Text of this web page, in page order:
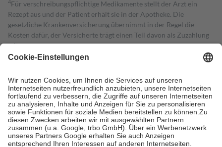
4Für verschreibungspflichtige Medikamente stellt der Arzt ein
Rezept aus und der Patient erhält sie in der Apotheke. Die
gesetzliche Krankenversicherung übernimmt in der Regel die
Kosten dafür, der Versicherte trägt einen Teil davon als Zuzahlung
mit.
Grundsätzlich leisten Mitglieder Zuzahlungen in Höhe von zehn
höchstens zehn Euro.
Es sind jedoch nie mehr als die tatsächlichen
Kosten der Leistung zu entrichten.
Diese Regeln gelten grundsätzlich auch für Online-Apotheken.
Bei Heilmitteln und häuslicher Krankenpflege beträgt die
Zuzahlung zehn Prozent der Kosten sowie zehn Euro je
Verordnung.
Um das Engagement der Versicherten für ihre eigene Gesundheit zu